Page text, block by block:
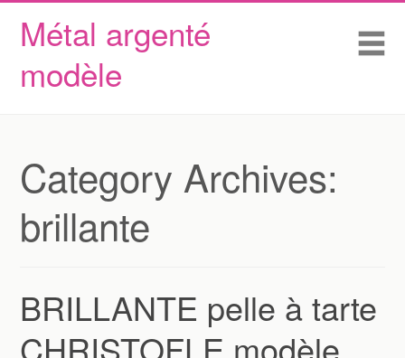
Métal argenté
modèle
Skip to content
Accueil
Conditions d’utilisation
Category Archives:
brillante
BRILLANTE pelle à tarte
CHRISTOFLE modèle